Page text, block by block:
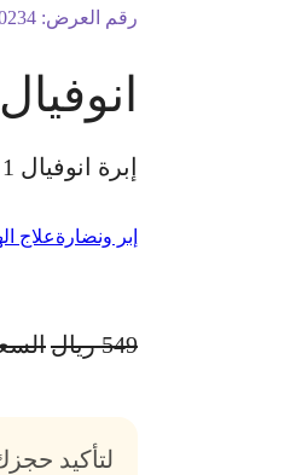
رقم العرض:
انوفيال 1 مل لعلاج الهالات تحت العين
إبرة انوفيال 1 مل لعلاج الهالات تحت العين الكشفية مجانًا للسيدات فقط
إبر ونضارةعلاج
549 ريالالسعر
لتأكيد